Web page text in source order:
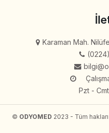
Karaman Mah.
Pzt -
© ODYOMED 2023 - Tüm hakları